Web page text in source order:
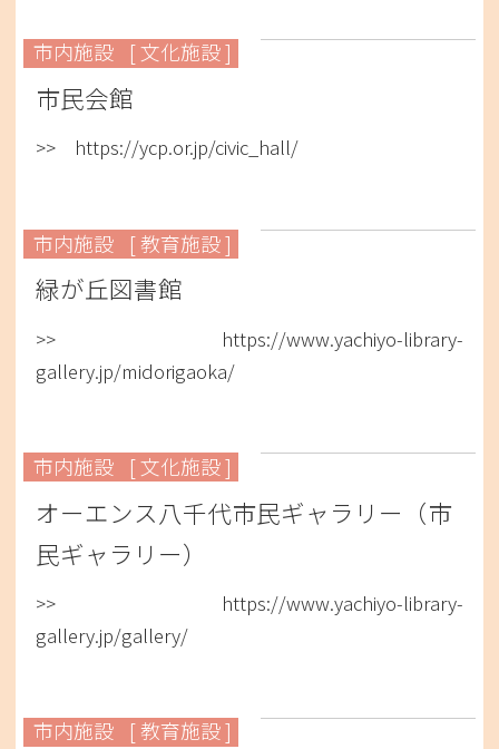
市内施設 [ 文化施設 ]
市民会館
>> https://ycp.or.jp/civic_hall/
市内施設 [ 教育施設 ]
緑が丘図書館
>> https://www.yachiyo-library-
gallery.jp/midorigaoka/
市内施設 [ 文化施設 ]
オーエンス八千代市民ギャラリー（市
民ギャラリー）
>> https://www.yachiyo-library-
gallery.jp/gallery/
市内施設 [ 教育施設 ]